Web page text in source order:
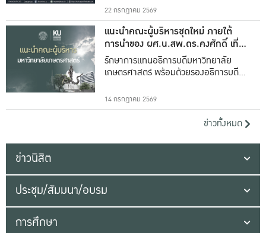
22 กรกฎาคม 2569
แนะนำคณะผู้บริหารชุดใหม่ ภายใต้
การนำของ ผศ.น.สพ.ดร.คงศักดิ์ เที่ยง
ธรรม
รักษาการแทนอธิการบดีมหาวิทยาลัย
เกษตรศาสตร์ พร้อมด้วยรองอธิการบดีทั้ง
14 กรกฎาคม 2569
ข่าวทั้งหมด
ข่าวนิสิต
ประชุม/สัมมนา/อบรม
การศึกษา